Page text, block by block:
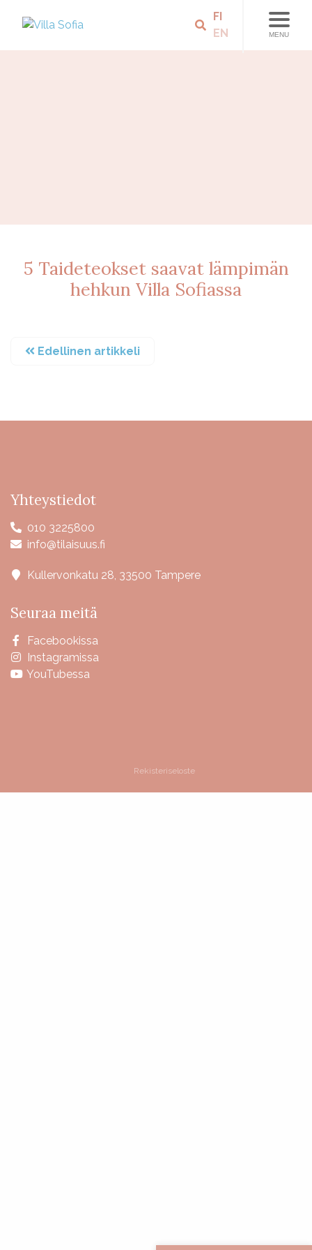
MENU
FI
EN
5 Taideteokset saavat lämpimän
hehkun Villa Sofiassa
Edellinen artikkeli
Yhteystiedot
010 3225800
info@tilaisuus.fi
Kullervonkatu 28, 33500 Tampere
Seuraa meitä
Facebookissa
Instagramissa
YouTubessa
Rekisteriseloste